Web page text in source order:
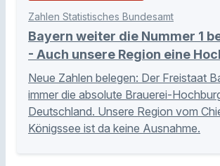
Zahlen Statistisches Bundesamt
Bayern weiter die Nummer 1
- Auch unsere Region eine
Neue Zahlen belegen: Der Freistaat
immer die absolute Brauerei-
Deutschland. Unsere Region vom
Königssee ist da keine Ausnahme.